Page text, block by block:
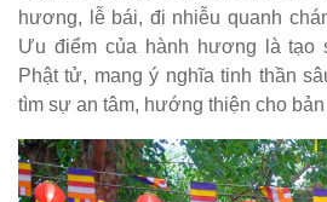
hương, lễ bái, đi nhiễu quanh
Ưu điểm của hành hương là tạo
Phật tử, mang ý nghĩa tinh thần
tìm sự an tâm, hướng thiện cho